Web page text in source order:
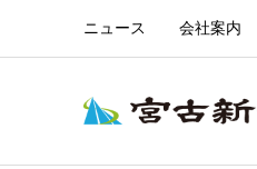
ニュース 会社案内